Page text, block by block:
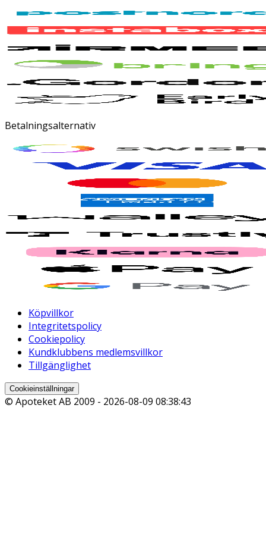
Betalningsalternativ
Köpvillkor
Integritetspolicy
Cookiepolicy
Kundklubbens medlemsvillkor
Tillgänglighet
Cookieinställningar
© Apoteket AB 2009 - 2026-08-09 08:38:43